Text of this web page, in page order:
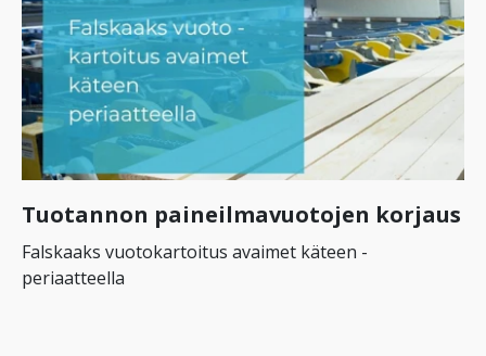
Tuotannon paineilmavuotojen korjaus
Falskaaks vuotokartoitus avaimet käteen -
periaatteella